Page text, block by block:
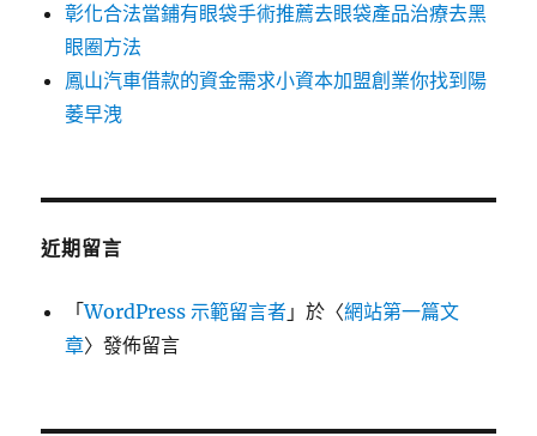
彰化合法當鋪有眼袋手術推薦去眼袋產品治療去黑
眼圈方法
鳳山汽車借款的資金需求小資本加盟創業你找到陽
萎早洩
近期留言
「WordPress 示範留言者 」於〈網站第一篇文
章〉發佈留言